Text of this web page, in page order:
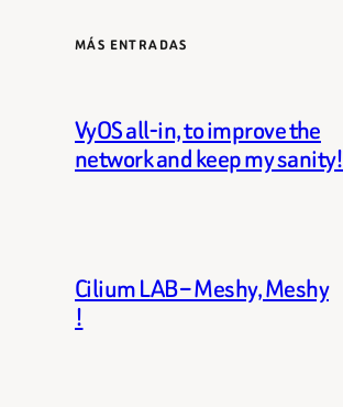
MÁS ENTRADAS
VyOS all-in, to improve the
network and keep my sanity!
Cilium LAB – Meshy, Meshy
!